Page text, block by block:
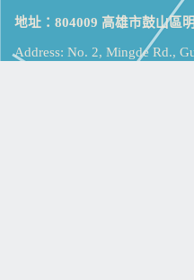
地址：804009 高雄市鼓山區
Address: No. 2, Mingde Rd.,